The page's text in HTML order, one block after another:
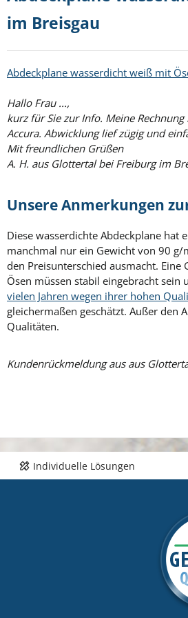
im Breisgau
Abdeckplane wasserdicht weiß mit
Hallo Frau ...,
kurz für Sie zur Info. Meine
Accura. Abwicklung lief zügig und
Mit freundlichen Grüßen
A. H. aus Glottertal bei Freiburg im
Unsere Anmerkungen
Diese wasserdichte Abdeckplane hat
manchmal nur ein Gewicht von 90 g/
den Preisunterschied ausmacht.
Ösen müssen stabil eingebracht
vielen Jahren wegen ihrer hohen
gleichermaßen geschätzt. Außer den
Qualitäten.
Kundenrückmeldung aus aus
Individuelle Lösungen